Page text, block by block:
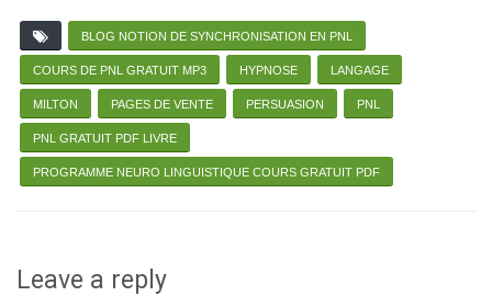
BLOG NOTION DE SYNCHRONISATION EN PNL
COURS DE PNL GRATUIT MP3 HYPNOSE LANGAGE
MILTON PAGES DE VENTE PERSUASION PNL
PNL GRATUIT PDF LIVRE
PROGRAMME NEURO LINGUISTIQUE COURS GRATUIT PDF
Leave a reply